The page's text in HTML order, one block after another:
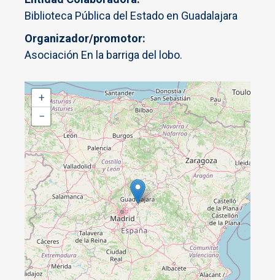
Biblioteca Pública del Estado en Guadalajara
Organizador/promotor
Asociación En la barriga del lobo.
+
−